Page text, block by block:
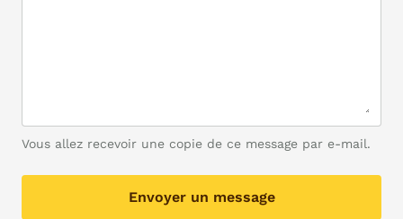
Vous allez recevoir une copie de ce message par e-mail.
Envoyer un message